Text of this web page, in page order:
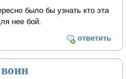
было бы узнать кто эта
нее бой.
ответить